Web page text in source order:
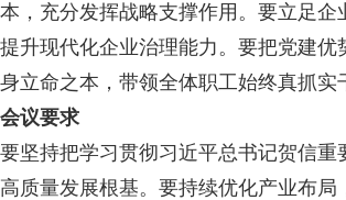
本，充分发挥战略支撑作用。要立足
提升现代化企业治理能力。要把党建
身立命之本，带领全体职工始终真抓
会议要求
要坚持把学习贯彻习近平总书记贺信
高质量发展根基。要持续优化产业布